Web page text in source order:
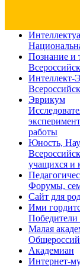
Познание и
Интеллект-
Эврикум
работы
Юность,
учащихся и
Форумы,
Сайт для
Ими
Малая
Академиан
Интернет-